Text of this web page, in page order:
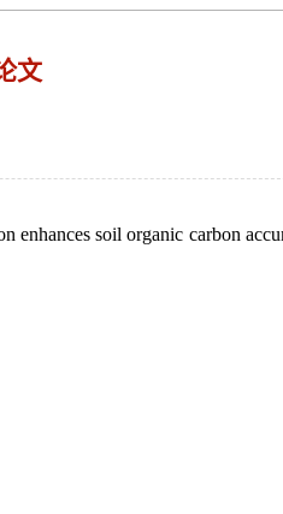
文
soil organic carbon